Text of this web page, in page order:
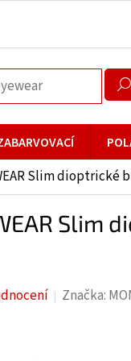
Slim dioptrické
Slim
Značka: